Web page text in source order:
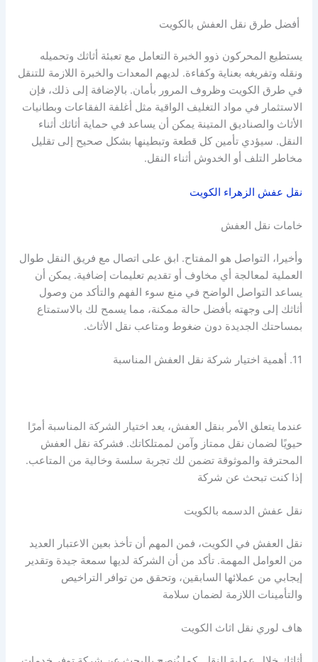
أفضل طرق نقل العفش بالكويت
يستطيع المحركون ذوو الخبرة التعامل مع تعبئة أثاثك وتحميله
ونقله وتفريغه بعناية وكفاءة. لديهم المعدات والخبرة اللازمة للتنقل
في طرق الكويت وظروف المرور بأمان. بالإضافة إلى ذلك، فإن
الاستثمار في مواد التغليف الواقية مثل أغلفة الفقاعات وبطانيات
الأثاث والصناديق المتينة يمكن أن يساعد في حماية أثاثك أثناء
النقل. سيؤدي تأمين كل قطعة وتبطينها بشكل صحيح إلى تقليل
مخاطر التلف أو الخدوش أثناء النقل.
نقل عفش الزهراء الكويت
خامات نقل العفش
وأخيرا، التواصل هو المفتاح. ابق على اتصال مع فريق النقل طوال
العملية لمعالجة أي مخاوف أو تقديم تعليمات إضافية. يمكن أن
يساعد التواصل الواضح في منع سوء الفهم والتأكد من وصول
أثاثك إلى وجهته بأفضل حالة ممكنة، مما يسمح لك بالاستمتاع
بمساحتك الجديدة دون ضغوط ومتاعب نقل الأثاث.
11. أهمية اختيار شركة نقل العفش المناسبة
عندما يتعلق الأمر بنقل العفش، يعد اختيار الشركة المناسبة أمرًا
حيويًا لضمان نقل ممتاز وآمن لممتلكاتك. فشركة نقل العفش
المحترفة والموثوقة تضمن لك تجربة سلسة وخالية من المتاعب.
إذا كنت تبحث عن شركة
نقل عفش الدسمه بالكويت
نقل العفش في الكويت، فمن المهم أن تأخذ بعين الاعتبار العديد
من العوامل المهمة. تأكد من أن الشركة لديها سمعة جيدة وتقدير
إيجابي من عملائها السابقين، وتحقق من توافر التراخيص
والتأمينات اللازمة لضمان سلامة
هاف لوري نقل اثاث الكويت